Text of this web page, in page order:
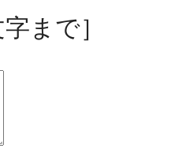
まで］